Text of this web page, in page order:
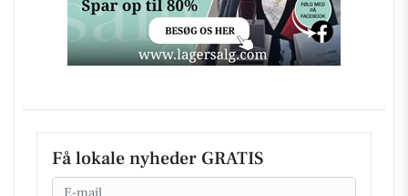
Få lokale nyheder GRATIS
Email